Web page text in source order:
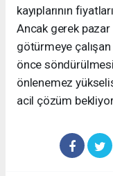
kayıplarının
Ancak gerek
götürmeye
önce
önlenemez
acil çözüm